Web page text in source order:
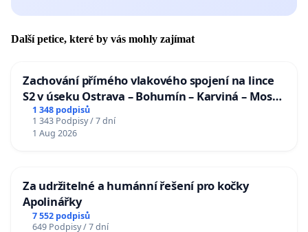
Další petice, které by vás mohly zajímat
Zachování přímého vlakového spojení na lince
S2 v úseku Ostrava – Bohumín – Karviná – Mosty
u Jablunkova
1 348 podpisů
1 343 Podpisy / 7 dní
1 Aug 2026
Za udržitelné a humánní řešení pro kočky
Apolinářky
7 552 podpisů
649 Podpisy / 7 dní